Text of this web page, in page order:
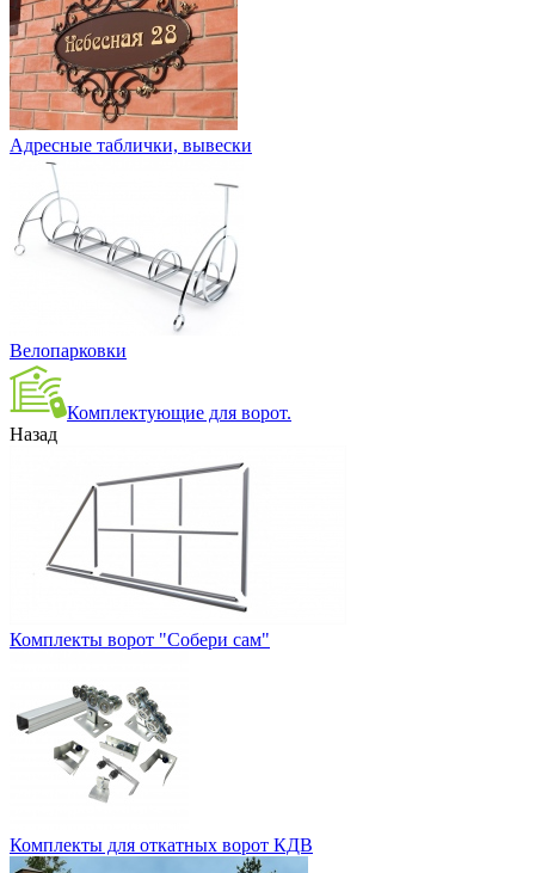
Адресные таблички, вывески
Велопарковки
Комплектующие для ворот.
Назад
Комплекты ворот "Собери сам"
Комплекты для откатных ворот КДВ